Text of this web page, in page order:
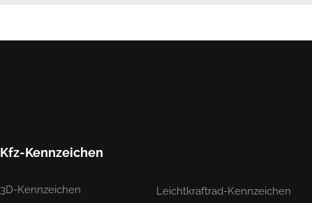
Kfz-Kennzeichen
3D-Kennzeichen
Leichtkraftrad-Kennzeichen